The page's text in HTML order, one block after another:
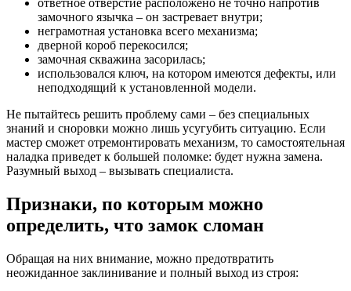
замочного язычка – он застревает внутри;
неграмотная установка всего механизма;
дверной короб перекосился;
замочная скважина засорилась;
использовался ключ, на котором имеются дефекты, или
неподходящий к установленной модели.
Не пытайтесь решить проблему сами – без специальных
знаний и сноровки можно лишь усугубить ситуацию. Если
мастер сможет отремонтировать механизм, то самостоятельная
наладка приведет к большей поломке: будет нужна замена.
Разумный выход – вызывать специалиста.
Признаки, по которым можно
определить, что замок сломан
Обращая на них внимание, можно предотвратить
неожиданное заклинивание и полный выход из строя: